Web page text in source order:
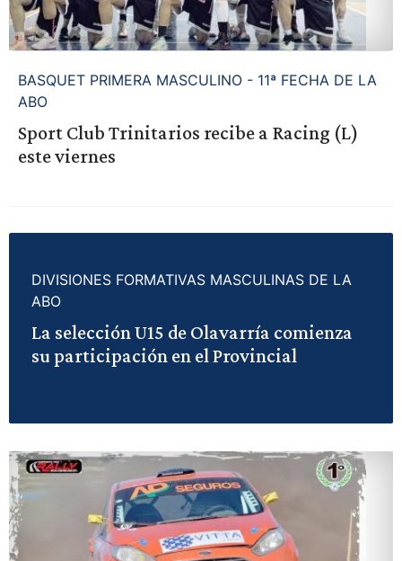
BASQUET PRIMERA MASCULINO - 11ª FECHA DE LA
ABO
Sport Club Trinitarios recibe a Racing (L)
este viernes
DIVISIONES FORMATIVAS MASCULINAS DE LA
ABO
La selección U15 de Olavarría comienza
su participación en el Provincial